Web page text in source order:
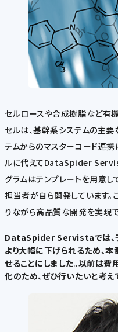
セルロースや合成樹脂など有
セルは、基幹系システムの主
テムからのマスターコード連携
ルに代えてDataSpider
グラムはテンプレートを用意
担当者が自ら開発しています。
りながら高品質な開発を実現で
DataSpider Servistaでは、
より大幅に下げられるため、
せることにしました。以前は
化のため、ぜひ行いたいと考え